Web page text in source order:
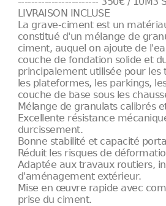
LIVRAISON INCLUSE
La grave-ciment est un
constitué d'un mélange de
ciment, auquel on ajoute de
couche de fondation solide et
principalement utilisée pour les
les plateformes, les parkings,
couche de base sous les
Mélange de granulats calibrés
Excellente résistance
durcissement.
Bonne stabilité et capacité
Réduit les risques de
Adaptée aux travaux routiers,
d'aménagement extérieur.
Mise en œuvre rapide avec
prise du ciment.